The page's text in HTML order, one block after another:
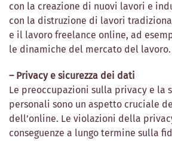
con la creazione di nuovi lavori e
con la distruzione di lavori
e il lavoro freelance online, ad
le dinamiche del mercato del lavoro.
– Privacy e sicurezza dei dati
Le preoccupazioni sulla privacy e la
personali sono un aspetto cruciale
dell’online. Le violazioni della
conseguenze a lungo termine sulla